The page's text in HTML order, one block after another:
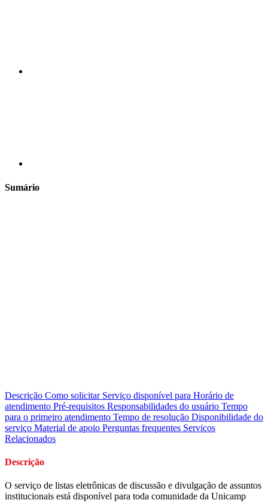
Sumário
Descrição Como solicitar Serviço disponível para Horário de
atendimento Pré-requisitos Responsabilidades do usuário Tempo
para o primeiro atendimento Tempo de resolução Disponibilidade do
serviço Material de apoio Perguntas frequentes Serviços
Relacionados
Descrição
O serviço de listas eletrônicas de discussão e divulgação de assuntos
institucionais está disponível para toda comunidade da Unicamp